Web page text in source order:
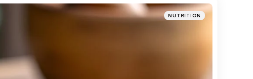
Categories
Posted
in
NUTRITION